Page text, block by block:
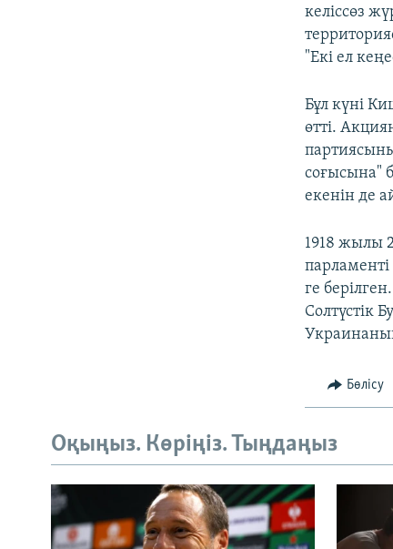
келіссөз
"Екі ел
Бұл күні
өтті.
соғысына"
екенін де
1918 жылы
ге
Солтүстік
Бөлісу
Оқыңыз. Көріңіз. Тыңдаңыз